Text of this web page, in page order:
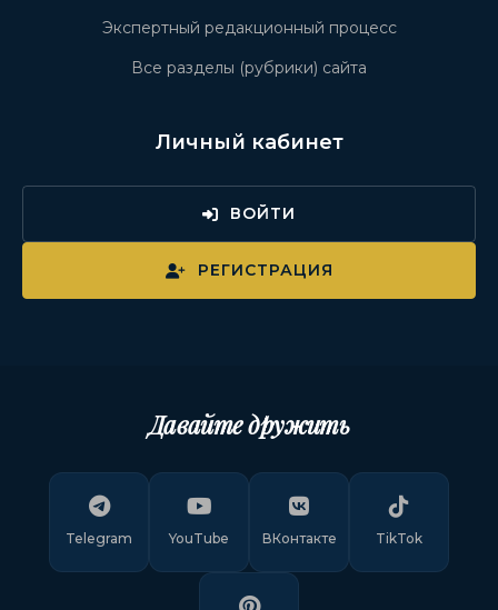
Экспертный редакционный процесс
Все разделы (рубрики) сайта
Личный кабинет
ВОЙТИ
РЕГИСТРАЦИЯ
Давайте дружить
Telegram YouTube ВКонтакте TikTok